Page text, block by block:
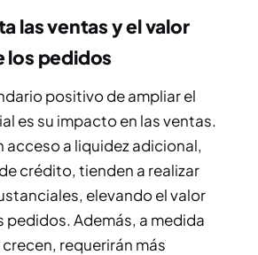
las ventas y el valor
los pedidos
positivo de ampliar el
es su impacto en las ventas.
acceso a liquidez adicional,
crédito, tienden a realizar
elevando el valor
pedidos. Además, a medida
requerirán más